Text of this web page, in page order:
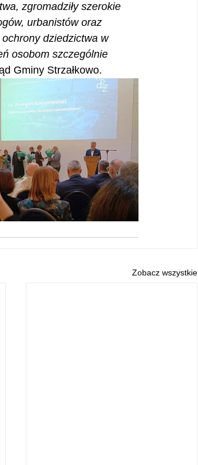
zgromadziły szerokie
urbanistów oraz
dziedzictwa w
osobom szczególnie
Gminy Strzałkowo.
Zobacz wszystkie